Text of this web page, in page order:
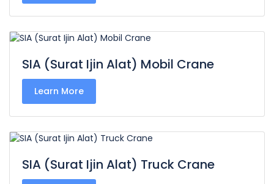
SIA (Surat Ijin Alat) Mobil Crane
Learn More
SIA (Surat Ijin Alat) Truck Crane